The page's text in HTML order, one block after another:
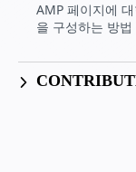
AMP 페이지에
을 구성하는 방법